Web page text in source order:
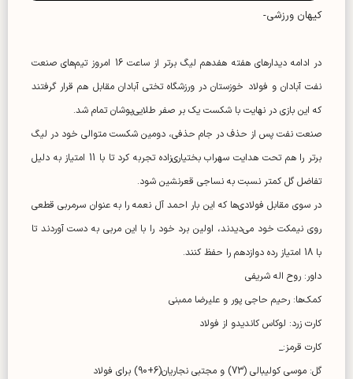
کیهان ورزشی-
در ادامه دیدارهای هفته هفدهم لیگ برتر از ساعت 16 امروز تیم‌های صنعت
نفت آبادان و فولاد خوزستان در ورزشگاه تختی آبادان مقابل هم قرار گرفتند
که این بازی در نهایت با شکست یک بر صفر طلایی‌پوشان تمام شد.
صنعت نفت پس از حذف در جام حذفی، دومین شکست متوالی خود در لیگ
برتر را هم تحت هدایت سهراب بختیاری‌زاده تجربه کرد تا با 11 امتیاز به دلیل
تفاضل گل کمتر نسبت به نساجی قعرنشین شود.
در سوی مقابل فولادی‌ها که این بار احمد آل نعمه را به عنوان سرمربی قطعی
روی نیمکت خود می‌دیدند، اولین برد خود را با این مربی به دست آوردند تا
با 18 امتیاز رده دوازدهم را حفظ کنند.
داور: روح اله شریفی
کمک‌ها: رحیم حاجی پور و علیرضا ممبنی
کارت زرد: لوکاس کاندیدو از فولاد
کارت قرمز:_
گل: موسی کولیبالی (73) و مجتبی نجاریان(6+90) برای فولاد